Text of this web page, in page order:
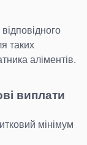
таких
аліментів.
виплати
мінімум